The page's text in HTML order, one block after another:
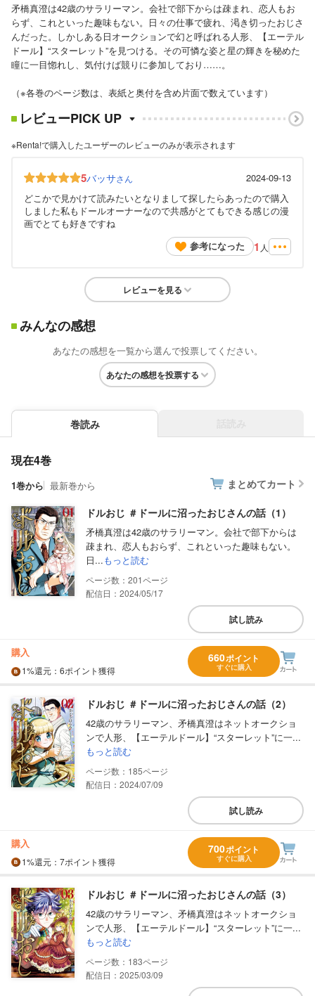
矛橋真澄は42歳のサラリーマン。会社で部下からは疎まれ、恋人もお
らず、これといった趣味もない。日々の仕事で疲れ、渇き切ったおじさ
んだった。しかしある日オークションで幻と呼ばれる人形、【エーテル
ドール】“スターレット”を見つける。その可憐な姿と星の輝きを秘めた
瞳に一目惚れし、気付けば競りに参加しており……。
（※各巻のページ数は、表紙と奥付を含め片面で数えています）
レビューPICK UP
※Renta!で購入したユーザーのレビューのみが表示されます
5バッサさん
2024-09-13
どこかで見かけて読みたいとなりまして探したらあったので購入
しました私もドールオーナーなので共感がとてもできる感じの漫
画でとても好きですね
参考になった
1 人
レビューを見る
みんなの感想
あなたの感想を一覧から選んで投票してください。
あなたの感想を投票する
巻読み
現在4巻
1巻から 最新巻から まとめてカート
ドルおじ ＃ドールに沼ったおじさんの話（1）
矛橋真澄は42歳のサラリーマン。会社で部下からは
疎まれ、恋人もおらず、これといった趣味もない。
日...もっと読む
201
配信日：2024/05/17
試し読み
購入
1%還元 ：6ポイント獲得
660ポイント
すぐに購入
ドルおじ ＃ドールに沼ったおじさんの話（2）
42歳のサラリーマン、矛橋真澄はネットオークショ
ンで人形、【エーテルドール】“スターレット”に一...
もっと読む
185
配信日：2024/07/09
試し読み
購入
1%還元 ：7ポイント獲得
700ポイント
すぐに購入
ドルおじ ＃ドールに沼ったおじさんの話（3）
42歳のサラリーマン、矛橋真澄はネットオークショ
ンで人形、【エーテルドール】“スターレット”に一...
もっと読む
183
配信日：2025/03/09